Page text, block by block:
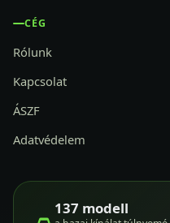
CÉG
Rólunk
Kapcsolat
ÁSZF
Adatvédelem
137 modell